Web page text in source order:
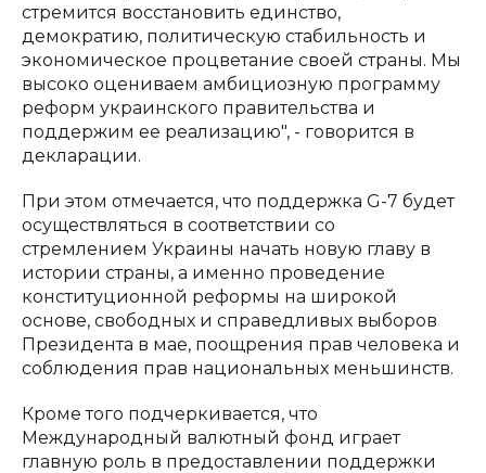
стремится восстановить единство,
демократию, политическую стабильность и
экономическое процветание своей страны. Мы
высоко оцениваем амбициозную программу
реформ украинского правительства и
поддержим ее реализацию", - говорится в
декларации.
При этом отмечается, что поддержка G-7 будет
осуществляться в соответствии со
стремлением Украины начать новую главу в
истории страны, а именно проведение
конституционной реформы на широкой
основе, свободных и справедливых выборов
Президента в мае, поощрения прав человека и
соблюдения прав национальных меньшинств.
Кроме того подчеркивается, что
Международный валютный фонд играет
главную роль в предоставлении поддержки